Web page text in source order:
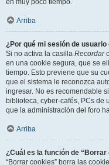
en muy poco tiempo.
Arriba
¿Por qué mi sesión de
Si no activa la casilla Recordar
en una cookie segura, que se
tiempo. Esto previene que su
que el sistema le reconozca
ingresar. No es recomendable
biblioteca, cyber-cafés, PCs de
que la administración del foro
Arriba
¿Cuál es la función de “Borrar
“Borrar cookies” borra las